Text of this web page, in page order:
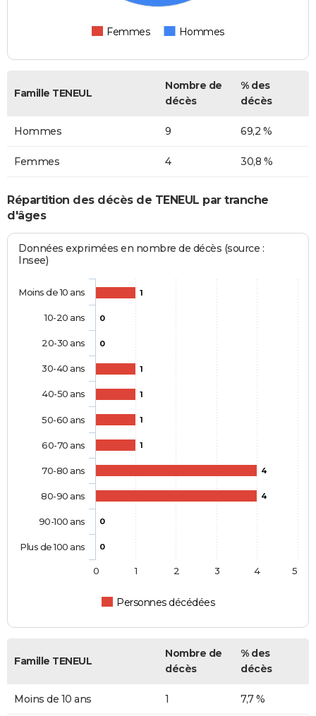
Femmes Hommes
Famille TENEUL
Nombre de
décès
% des
décès
Hommes 9 69,2 %
Femmes 4 30,8 %
Répartition des décès de TENEUL par tranche
d'âges
Données exprimées en nombre de décès (source :
Insee)
1
0
0
1
1
1
1
4
4
0
0
Personnes décédées
Moins de 10 ans
10-20 ans
20-30 ans
30-40 ans
40-50 ans
50-60 ans
60-70 ans
70-80 ans
80-90 ans
90-100 ans
Plus de 100 ans
0 1 2 3 4 5
Famille TENEUL
Nombre de
décès
% des
décès
Moins de 10 ans 1 7,7 %